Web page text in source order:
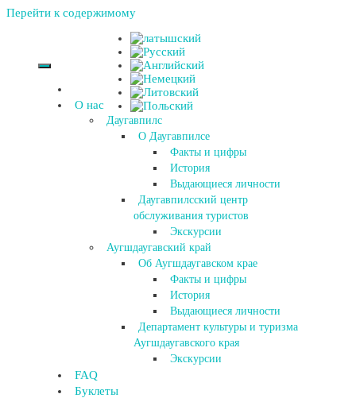
Перейти к содержимому
О нас
Даугавпилс
О Даугавпилсе
Факты и цифры
История
Выдающиеся личности
Даугавпилсский центр
обслуживания туристов
Экскурсии
Аугшдаугавский край
Об Аугшдаугавском крае
Факты и цифры
История
Выдающиеся личности
Департамент культуры и туризма
Аугшдаугавского края
Экскурсии
FAQ
Буклеты